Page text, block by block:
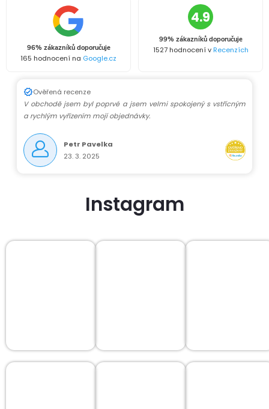
96% zákazníků doporučuje
165 hodnocení na Google.cz
4.9
99% zákazníků doporučuje
1527 hodnocení vRecenzích
Ověřená recenze
V obchodě jsem byl poprvé a jsem velmi spokojený s vstřícným
a rychlým vyřízením mojí objednávky.
Petr Pavelka
23. 3. 2025
Instagram